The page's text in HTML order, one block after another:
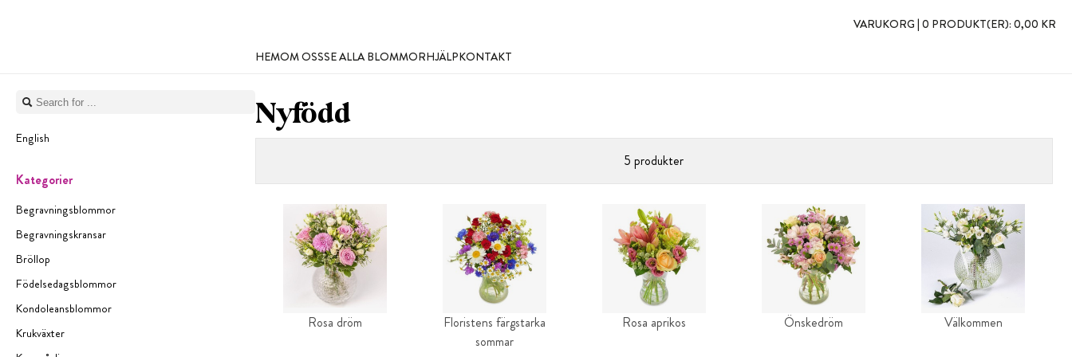
HEMOM OSSSE ALLA BLOMMORHJÄLPKONTAKT
VARUKORG | 0 PRODUKT(ER): 0,00 KR
English
Kategorier
Begravningsblommor
Begravningskransar
Bröllop
Födelsedagsblommor
Kondoleansblommor
Krukväxter
Nyfödd
5 produkter
Rosa dröm
Floristens färgstarka
sommar
Rosa aprikos Önskedröm Välkommen